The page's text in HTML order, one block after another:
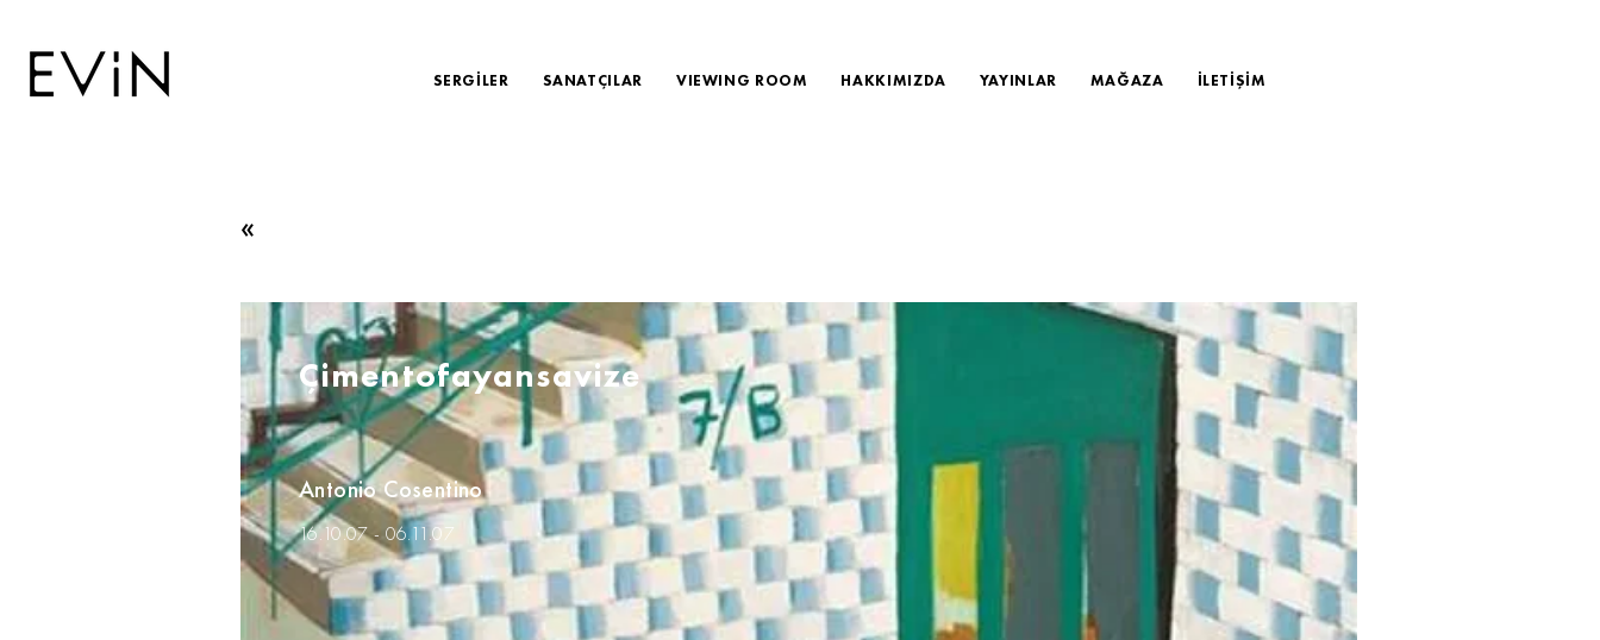
SERGİLER SANATÇILAR VIEWING ROOM HAKKIMIZDA YAYINLAR MAĞAZA İLETİŞİM
«
Çimentofayansavize
Antonio Cosentino
16.10.07 - 06.11.07